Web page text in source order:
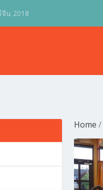
น 2018
Home /